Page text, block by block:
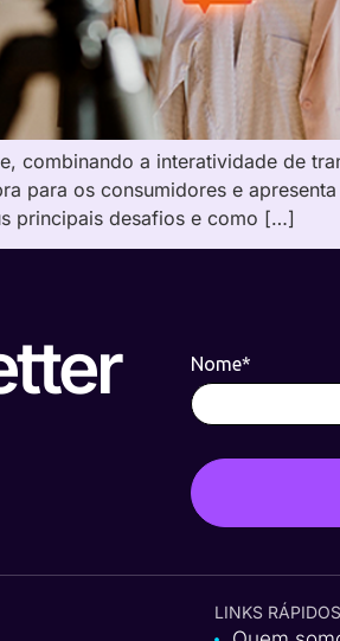
combinando a interatividade de
para os consumidores e
principais desafios e como […]
Nome*
LINKS RÁPIDOS